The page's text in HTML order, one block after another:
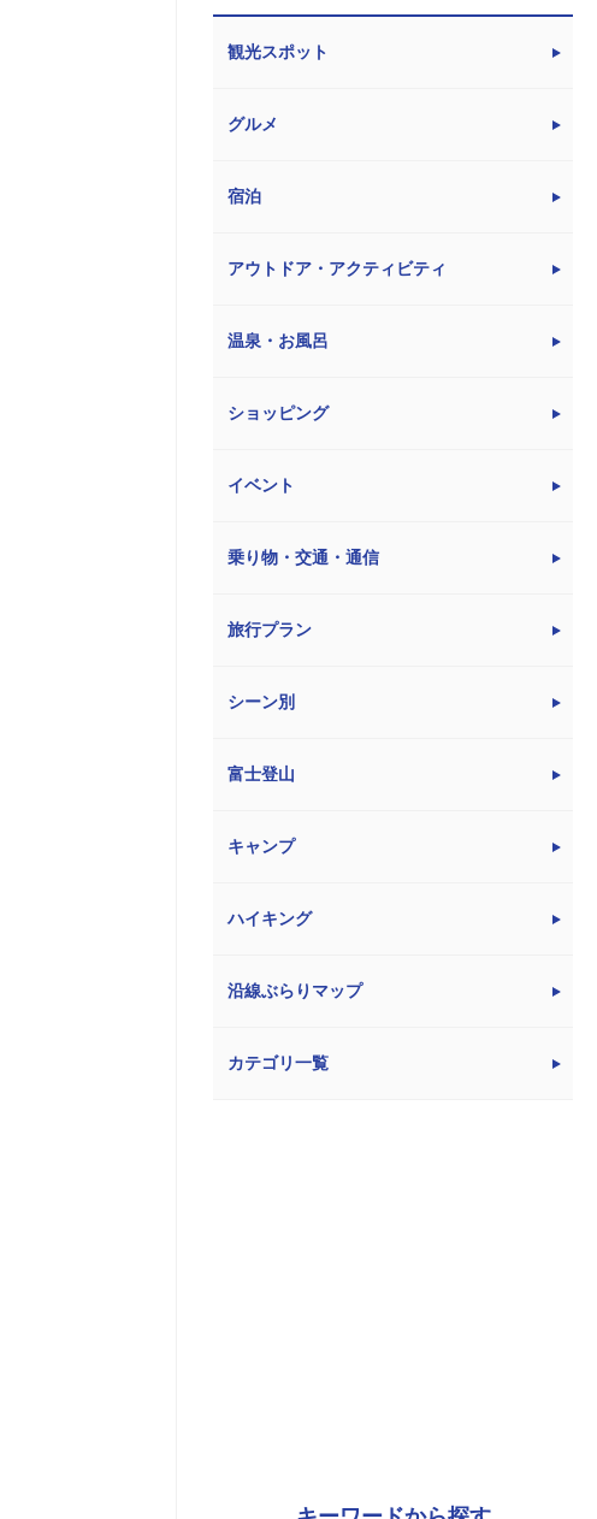
観光スポット
グルメ
宿泊
アウトドア・アクティビティ
温泉・お風呂
ショッピング
イベント
乗り物・交通・通信
旅行プラン
シーン別
富士登山
キャンプ
ハイキング
沿線ぶらりマップ
カテゴリ一覧